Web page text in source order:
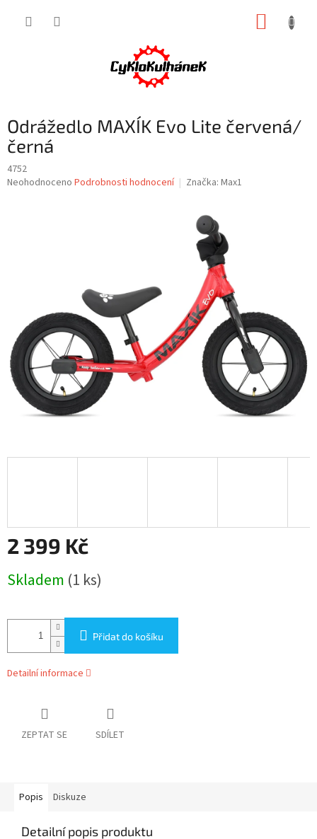
Odrážedlo MAXÍK Evo Lite červená/
černá
4752
Průměrné
Neohodnoceno Podrobnosti hodnocení Značka: Max1
2 399 Kč
cena:
Skladem (1 ks)
Přidat do košíku
Detailní informace
ZEPTAT SE SDÍLET
Popis Diskuze
Detailní popis produktu